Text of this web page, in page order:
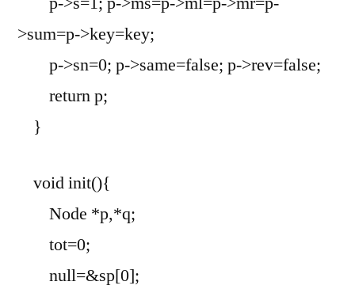
>sum=p->key=key;
p->sn=0; p->same=false; p->rev=false;
return p;
}
void init(){
Node *p,*q;
tot=0;
null=&sp[0];